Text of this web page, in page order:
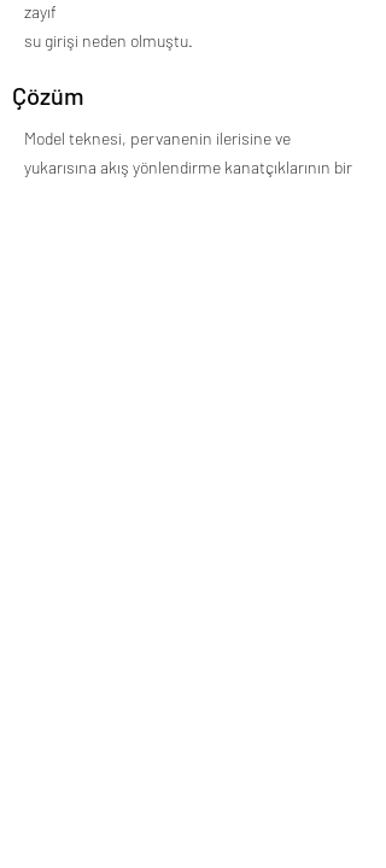
zayıf
su girişi neden olmuştu.
Çözüm
Model teknesi, pervanenin ilerisine ve
yukarısına akış yönlendirme kanatçıklarının bir